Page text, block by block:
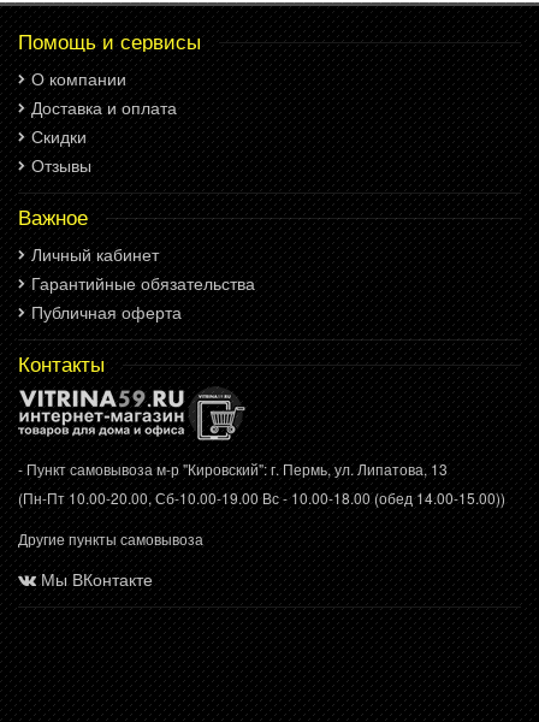
Помощь и сервисы
О компании
Доставка и оплата
Скидки
Отзывы
Важное
Личный кабинет
Гарантийные обязательства
Публичная оферта
Контакты
- Пункт самовывоза м-р "Кировский": г. Пермь, ул. Липатова, 13
(Пн-Пт 10.00-20.00, Сб-10.00-19.00 Вс - 10.00-18.00 (обед 14.00-15.00))
Другие пункты самовывоза
Мы ВКонтакте